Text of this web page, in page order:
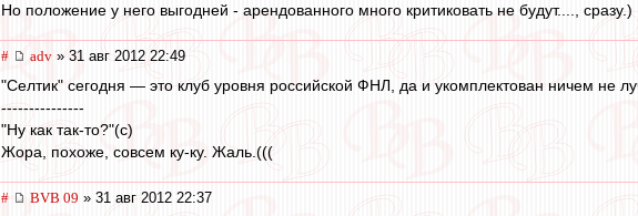
Но положение у него выгодней - арендованного много критиковать не будут...., сразу.)
# adv » 31 авг 2012 22:49
"Селтик" сегодня — это клуб уровня российской ФНЛ, да и укомплектован ничем не
---------------
"Ну как так-то?"(с)
Жора, похоже, совсем ку-ку. Жаль.(((
# BVB 09 » 31 авг 2012 22:37